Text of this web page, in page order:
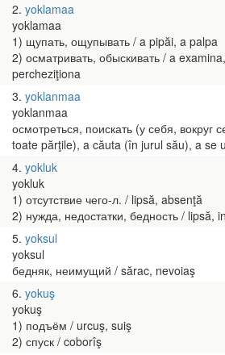
2 yoklamaa
yoklamaa
1) щупать, ощупывать / a pipăi, a palpa
2) осматривать, обыскивать / a
percheziţiona
3 yoklanmaa
yoklanmaa
осмотреться, поискать (у себя, вокруг
toate părţile), a căuta (în jurul său), a se
4 yokluk
yokluk
1) отсутствие чего-л. / lipsă, absenţă
2) нужда, недостатки, бедность / lipsă,
5 yoksul
yoksul
бедняк, неимущий / sărac, nevoiaş
6 yokuş
yokuş
1) подъём / urcuş, suiş
2) спуск / coborîş